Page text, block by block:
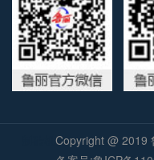
Copyright @ 2019